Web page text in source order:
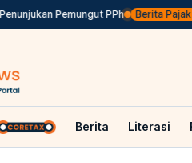
Pemungut PPh Berita Pajak
Berita Literasi